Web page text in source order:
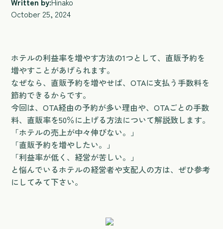
October 25, 2024
ホテルの利益率を増やす方法の1つとして、直販予約を
増やすことがあげられます。
なぜなら、直販予約を増やせば、OTAに支払う手数料を
節約できるからです。
今回は、OTA経由の予約が多い理由や、OTAごとの手数
料、直販率を50％に上げる方法について解説致します。
「ホテルの売上が中々伸びない。」
「直販予約を増やしたい。」
「利益率が低く、経営が苦しい。」
と悩んでいるホテルの経営者や支配人の方は、ぜひ参考
にしてみて下さい。